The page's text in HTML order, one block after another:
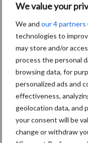
We value your
We and our 4 partners
technologies to
may store and/or
process the personal
browsing data, for
personalized ads and
effectiveness,
geolocation data, and
your consent will be
change or withdraw
Het FNV stelt dat het
stelde in de Europese
kosten over het jaar
daarbij volgens de
ontoereikend was ten
schoonmaakbedrijven
kwaliteit te halen.
30%!) werd verlies
vergoed werden. Dat